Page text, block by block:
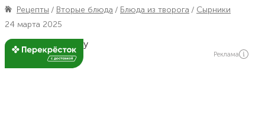
Рецепты Вторые блюда Блюда из творога
Сырники
24 марта 2025
Реклама